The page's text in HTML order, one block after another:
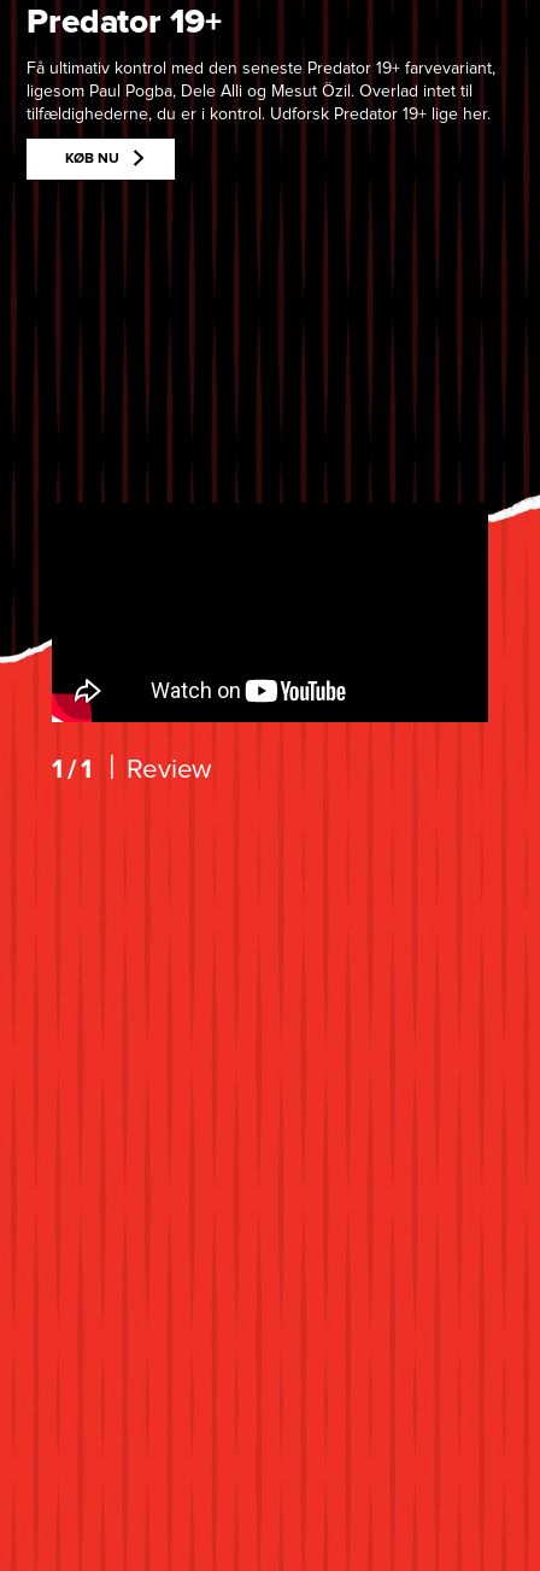
Predator 19+
Få ultimativ kontrol med den seneste Predator 19+ farvevariant,
ligesom Paul Pogba, Dele Alli og Mesut Özil. Overlad intet til
tilfældighederne, du er i kontrol. Udforsk Predator 19+ lige her.
KØB NU
1/1 Review